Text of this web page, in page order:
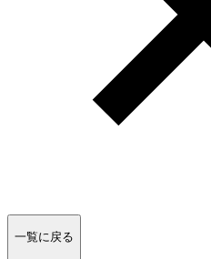
一覧に戻る